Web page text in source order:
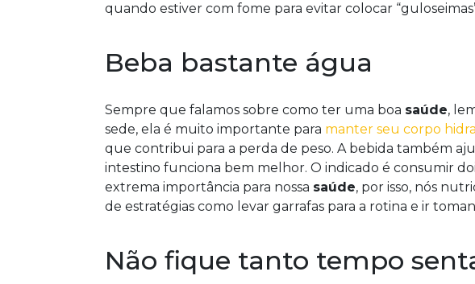
quando estiver com fome para evitar colocar
Beba bastante água
Sempre que falamos sobre como ter uma boa saúde,
sede, ela é muito importante para manter seu corpo
que contribui para a perda de peso. A bebida também
intestino funciona bem melhor. O indicado é consumir
extrema importância para nossa saúde, por isso, nós
de estratégias como levar garrafas para a rotina e ir
Não fique tanto tempo